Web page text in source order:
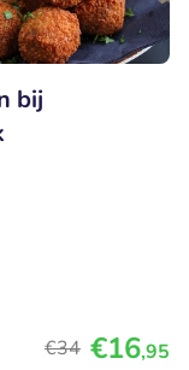
bij
€34 €16,95